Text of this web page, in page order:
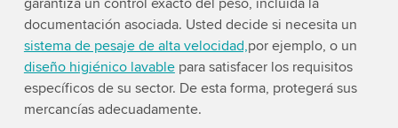
documentación asociada. Usted decide si necesita un
sistema de pesaje de alta velocidad,por ejemplo, o un
diseño higiénico lavablepara satisfacer los requisitos
específicos de su sector. De esta forma, protegerá sus
mercancías adecuadamente.